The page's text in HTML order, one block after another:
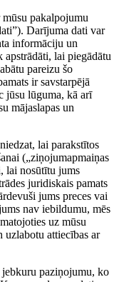
pakalpojumu
Darījuma dati var
informāciju un
lai piegādātu
pareizu šo
ir savstarpējā
jūsu lūguma, kā arī
mājaslapas un
lai parakstītos
(„ziņojumapmaiņas
lai nosūtītu jums
juridiskais pamats
jums preces vai
nav iebildumu, mēs
uz mūsu
attiecības ar
jebkuru paziņojumu, ko